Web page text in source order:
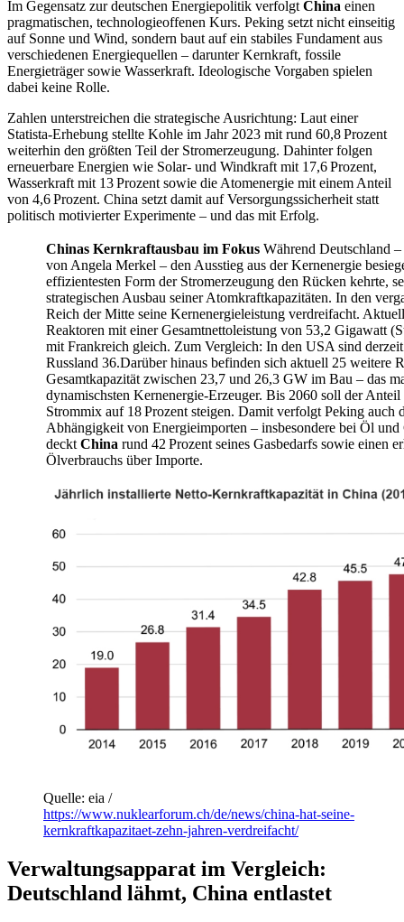
Im Gegensatz zur deutschen Energiepolitik verfolgt China einen
pragmatischen, technologieoffenen Kurs. Peking setzt nicht einseitig
auf Sonne und Wind, sondern baut auf ein stabiles Fundament aus
verschiedenen Energiequellen – darunter Kernkraft, fossile
Energieträger sowie Wasserkraft. Ideologische Vorgaben spielen
dabei keine Rolle.
Zahlen unterstreichen die strategische Ausrichtung: Laut einer
Statista-Erhebung stellte Kohle im Jahr 2023 mit rund 60,8 Prozent
weiterhin den größten Teil der Stromerzeugung. Dahinter folgen
erneuerbare Energien wie Solar- und Windkraft mit 17,6 Prozent,
Wasserkraft mit 13 Prozent sowie die Atomenergie mit einem Anteil
von 4,6 Prozent. China setzt damit auf Versorgungssicherheit statt
politisch motivierter Experimente – und das mit Erfolg.
Chinas Kernkraftausbau im Fokus Während Deutschland
von Angela Merkel – den Ausstieg aus der Kernenergie
effizientesten Form der Stromerzeugung den Rücken kehrte,
strategischen Ausbau seiner Atomkraftkapazitäten. In den
Reich der Mitte seine Kernenergieleistung verdreifacht.
Reaktoren mit einer Gesamtnettoleistung von 53,2 Gigawatt
mit Frankreich gleich. Zum Vergleich: In den USA sind
Russland 36.Darüber hinaus befinden sich aktuell 25 weitere
Gesamtkapazität zwischen 23,7 und 26,3 GW im Bau – das
dynamischsten Kernenergie-Erzeuger. Bis 2060 soll der
Strommix auf 18 Prozent steigen. Damit verfolgt Peking auch
Abhängigkeit von Energieimporten – insbesondere bei Öl
deckt China rund 42 Prozent seines Gasbedarfs sowie einen
Ölverbrauchs über Importe.
Quelle: eia /
https://www.nuklearforum.ch/de/news/china-hat-seine-
kernkraftkapazitaet-zehn-jahren-verdreifacht/
Verwaltungsapparat im Vergleich:
Deutschland lähmt, China entlastet